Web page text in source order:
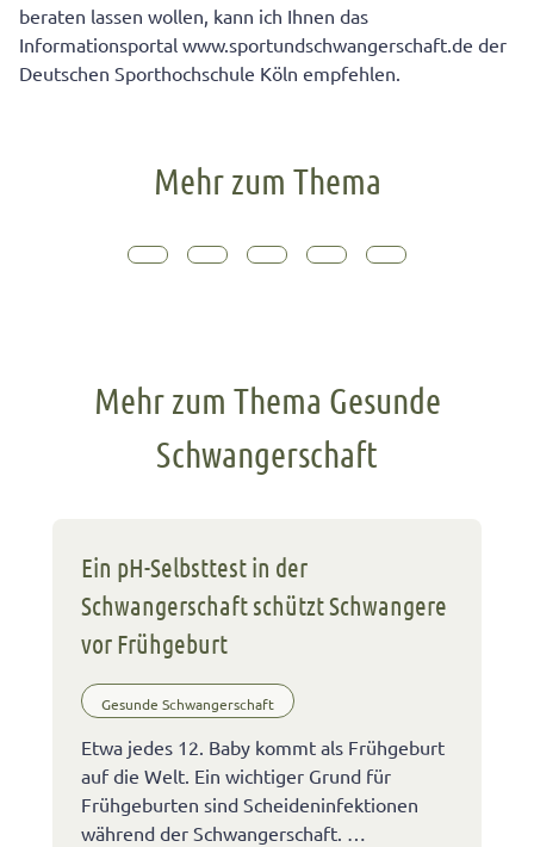
beraten lassen wollen, kann ich Ihnen das
Informationsportal www.sportundschwangerschaft.de der
Deutschen Sporthochschule Köln empfehlen.
Mehr zum Thema
Mehr zum Thema Gesunde
Schwangerschaft
Ein pH-Selbsttest in der
Schwangerschaft schützt Schwangere
vor Frühgeburt
Gesunde Schwangerschaft
Etwa jedes 12. Baby kommt als Frühgeburt
auf die Welt. Ein wichtiger Grund für
Frühgeburten sind Scheideninfektionen
während der Schwangerschaft. …